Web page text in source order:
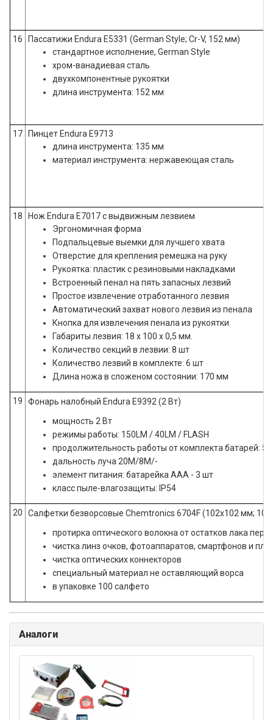
16
Пассатижи Endura E5331 (German Style; Cr-V, 152 мм)
стандартное исполнение, German Style
хром-ванадиевая сталь
двухкомпонентные рукоятки
длина инструмента: 152 мм
17
Пинцет Endura E9713
длина инструмента: 135 мм
материал инструмента: нержавеющая сталь
18
Нож Endura E7017 с выдвижным лезвием
Эргономичная форма
Подпальцевые выемки для лучшего хвата
Отверстие для крепления ремешка на руку
Рукоятка: пластик с резиновыми накладками
Встроенный пенал на пять запасных лезвий
Простое извлечение отработанного лезвия
Автоматический захват нового лезвия из пенала
Кнопка для извлечения пенала из рукоятки
Габариты лезвия: 18 х 100 х 0,5 мм.
Количество секций в лезвии: 8 шт
Количество лезвий в комплекте: 6 шт
Длина ножа в сложеном состоянии: 170 мм
19
Фонарь налобный Endura E9392 (2 Вт)
мощность 2 Вт
режимы работы: 150LM / 40LM / FLASH
продолжительность работы от комплекта батарей:
дальность луча 20M/8M/-
элемент питания: батарейка ААА - 3 шт
класс пыле-влагозащиты: IP54
20
Салфетки безворсовые Chemtronics 6704F (102х102 мм;
протирка оптического волокна от остатков лака
чистка линз очков, фотоаппаратов, смартфонов и
чистка оптических коннекторов
специальный материал не оставляющий ворса
в упаковке 100 салфето
Аналоги